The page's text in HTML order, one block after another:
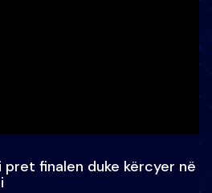
pret finalen duke kërcyer në